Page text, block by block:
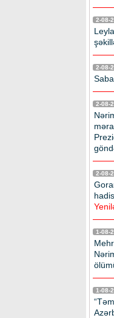
2-08-
2-08-
2-08-
2-08-
1-08-
1-08-